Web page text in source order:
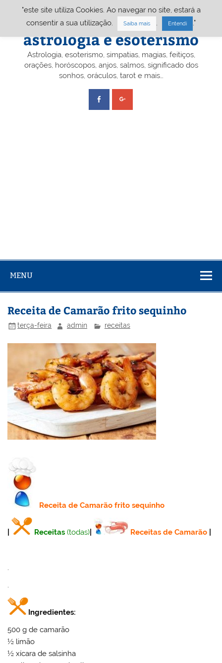
Portal A&E – Portal
astrologia e esoterismo
Astrologia, esoterismo, simpatias, magias, feitiços,
orações, horóscopos, anjos, salmos, significado dos
sonhos, oráculos, tarot e mais…
MENU
Receita de Camarão frito sequinho
terça-feira admin receitas
Receitade Camarão frito sequinho
Receitas (todas) Receitas de Camarão
.
.
Ingredientes:
500 g de camarão
½ limão
½ xícara de salsinha
"este site utiliza Cookies. Ao navegar no site, estará a
consentir a sua utilização.
Saiba mais Entendi ."